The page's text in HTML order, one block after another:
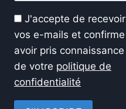
J'accepte de recevoir
vos e-mails et confirme
avoir pris connaissance
de votre politique de
confidentialité